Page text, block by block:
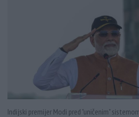
Indijski premijer Modi pred "uničenim"